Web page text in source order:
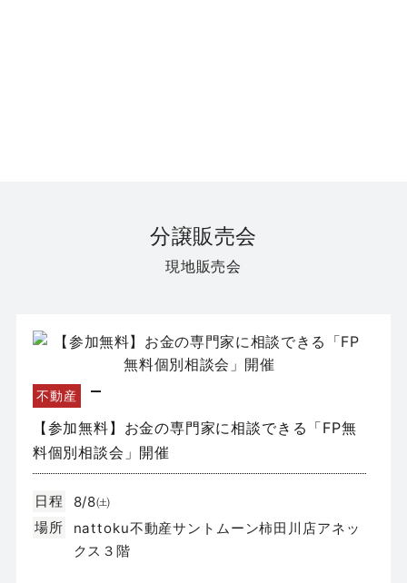
分譲販売会
現地販売会
不動産
【参加無料】お金の専門家に相談できる「FP無
料個別相談会」開催
日程
8/8㈯
場所
nattoku不動産サントムーン柿田川店アネッ
クス３階